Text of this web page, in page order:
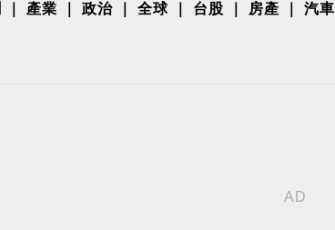
產業 政治 全球 台股 房產 汽車